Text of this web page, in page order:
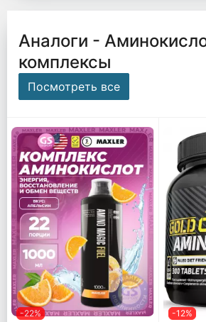
Аналоги -
комплексы
Посмотреть все
-22% -12%